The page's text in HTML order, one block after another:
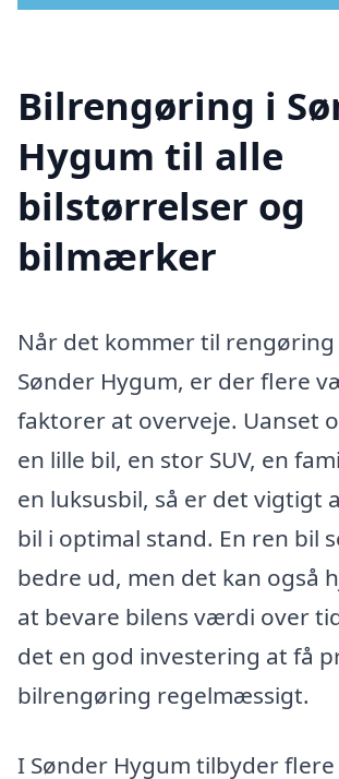
Bilrengøring i
Hygum til alle
bilstørrelser og
bilmærker
Når det kommer til rengøring
Sønder Hygum, er der flere
faktorer at overveje. Uanset
en lille bil, en stor SUV, en
en luksusbil, så er det vigtigt
bil i optimal stand. En ren bil
bedre ud, men det kan også
at bevare bilens værdi over
det en god investering at få
bilrengøring regelmæssigt.
I Sønder Hygum tilbyder